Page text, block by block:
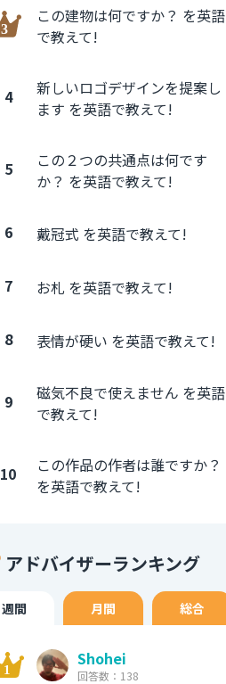
この建物は何ですか？ を英語
で教えて!
4
新しいロゴデザインを提案し
ます を英語で教えて!
5
この２つの共通点は何です
か？ を英語で教えて!
6 戴冠式 を英語で教えて!
7 お札 を英語で教えて!
8 表情が硬い を英語で教えて!
9
磁気不良で使えません を英語
で教えて!
10
この作品の作者は誰ですか？
を英語で教えて!
アドバイザーランキング
週間 月間 総合
Shohei
回答数：138